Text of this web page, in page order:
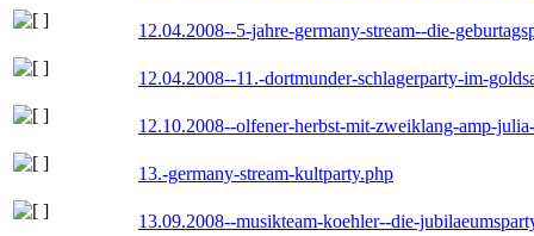
12.04.2008--5-jahre-germany-stream--die-
12.04.2008--11.-dortmunder-schlagerparty-im-
12.10.2008--olfener-herbst-mit-zweiklang-amp-
13.-germany-stream-kultparty.php
13.09.2008--musikteam-koehler--die-